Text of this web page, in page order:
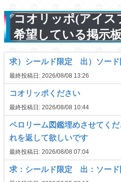
コオリッポ(アイス
希望している掲示